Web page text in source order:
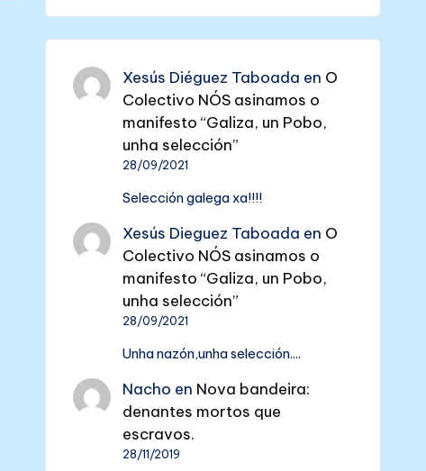
Xesús Diéguez Taboada en O
Colectivo NÓS asinamos o
manifesto “Galiza, un Pobo,
unha selección”
28/09/2021
Selección galega xa!!!!
Xesús Dieguez Taboada en O
Colectivo NÓS asinamos o
manifesto “Galiza, un Pobo,
unha selección”
28/09/2021
Unha nazón,unha selección....
Nacho en Nova bandeira:
denantes mortos que
escravos.
28/11/2019